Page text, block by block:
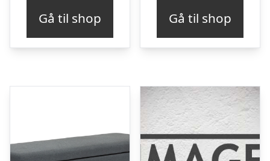
Gå til shop Gå til shop